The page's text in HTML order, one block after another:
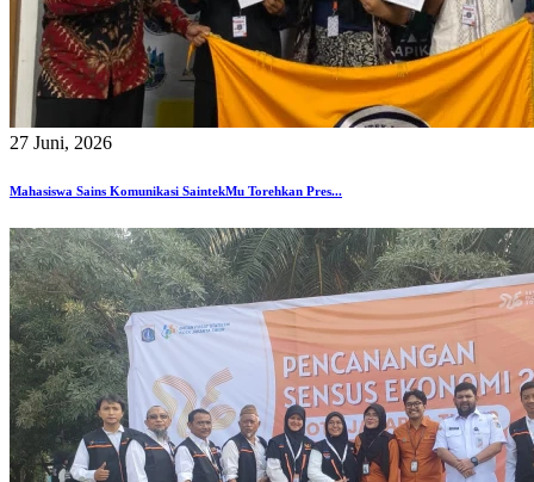
27 Juni, 2026
Mahasiswa Sains Komunikasi SaintekMu Torehkan Pres...